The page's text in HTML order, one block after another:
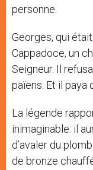
personne.
Georges, qui
Cappadoce, un
Seigneur. Il
païens. Et il paya
La légende
inimaginable: il
d’avaler du
de bronze